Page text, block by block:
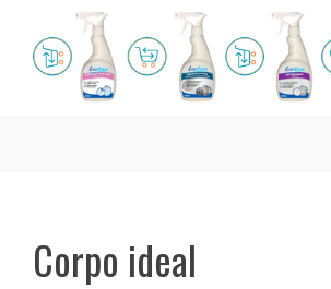
Corpo ideal